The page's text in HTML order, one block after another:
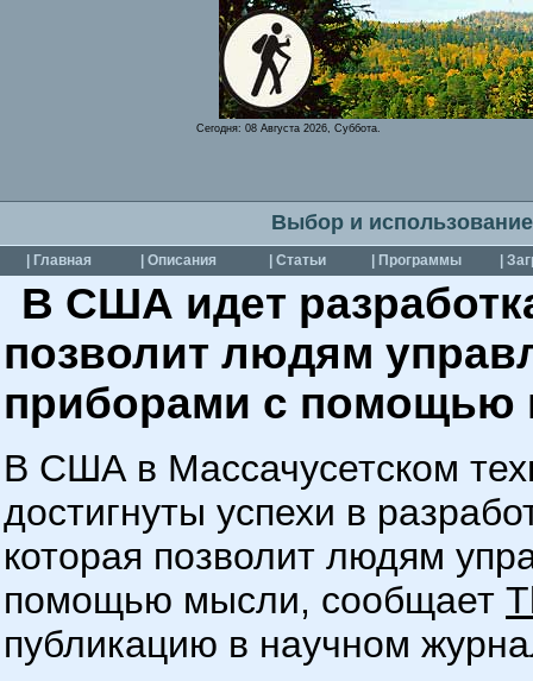
Сегодня:08 Августа 2026, Суббота.
Выбор и
| Главная | Описания | Статьи | Программы |
В США идет
позволит людям
приборами с
В США в Массачусетском
достигнуты успехи в
которая позволит людям
помощью мысли, сообщает
публикацию в научном